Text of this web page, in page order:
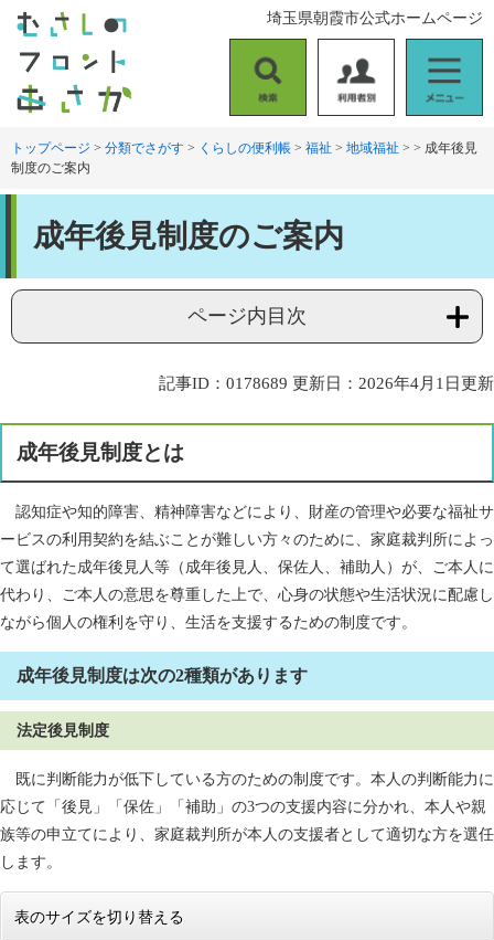
す
。
し
て
索
用
者
ニ
ュ
埼玉県朝霞市公式ホームページ
トップページ > 分類でさがす > くらしの便利帳 > 福祉 > 地域福祉 > > 成年後見
制度のご案内
成年後見制度のご案内
ページ内目次
記事ID：0178689 更新日：2026年4月1日更新
成年後見制度とは
認知症や知的障害、精神障害などにより、財産の管理や必要な福祉サ
ービスの利用契約を結ぶことが難しい方々のために、家庭裁判所によっ
て選ばれた成年後見人等（成年後見人、保佐人、補助人）が、ご本人に
代わり、ご本人の意思を尊重した上で、心身の状態や生活状況に配慮し
ながら個人の権利を守り、生活を支援するための制度です。
成年後見制度は次の2種類があります
法定後見制度
既に判断能力が低下している方のための制度です。本人の判断能力に
応じて「後見」「保佐」「補助」の3つの支援内容に分かれ、本人や親
族等の申立てにより、家庭裁判所が本人の支援者として適切な方を選任
します。
表のサイズを切り替える